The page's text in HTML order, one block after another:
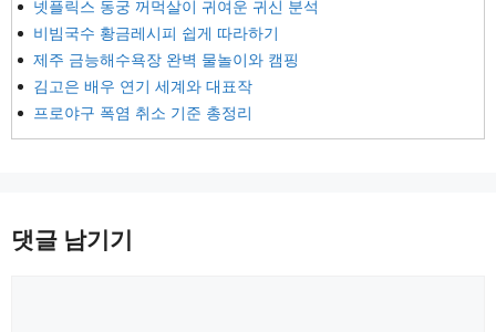
넷플릭스 동궁 꺼먹살이 귀여운 귀신 분석
비빔국수 황금레시피 쉽게 따라하기
제주 금능해수욕장 완벽 물놀이와 캠핑
김고은 배우 연기 세계와 대표작
프로야구 폭염 취소 기준 총정리
댓글 남기기